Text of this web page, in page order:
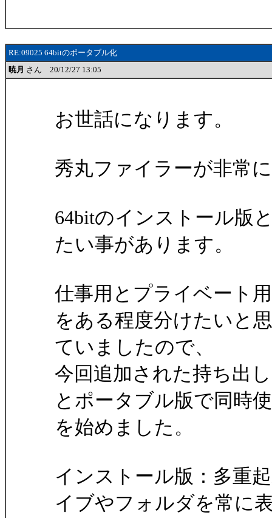
RE:09025 64bitのポータブル化
暁月 さん 20/12/27 13:05
お世話になります。
秀丸ファイラーが非常
64bitのインストール版
たい事があります。
仕事用とプライベート
をある程度分けたいと
ていましたので、
今回追加された持ち出
とポータブル版で同時
を始めました。
インストール版：多重
イブやフォルダを常に